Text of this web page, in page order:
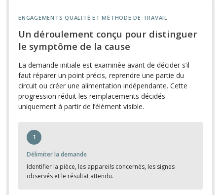
ENGAGEMENTS QUALITÉ ET MÉTHODE DE TRAVAIL
Un déroulement conçu pour distinguer
le symptôme de la cause
La demande initiale est examinée avant de décider s’il
faut réparer un point précis, reprendre une partie du
circuit ou créer une alimentation indépendante. Cette
progression réduit les remplacements décidés
uniquement à partir de l’élément visible.
1
Délimiter la demande
Identifier la pièce, les appareils concernés, les signes
observés et le résultat attendu.